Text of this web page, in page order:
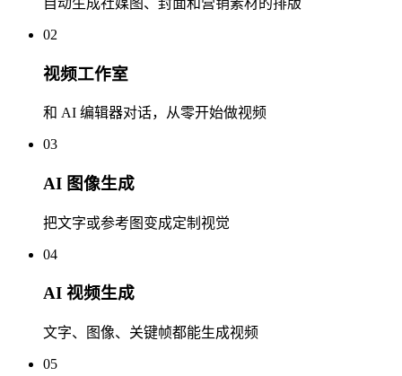
02
视频工作室
和 AI 编辑器对话，从零开始做视频
03
AI 图像生成
把文字或参考图变成定制视觉
04
AI 视频生成
文字、图像、关键帧都能生成视频
05